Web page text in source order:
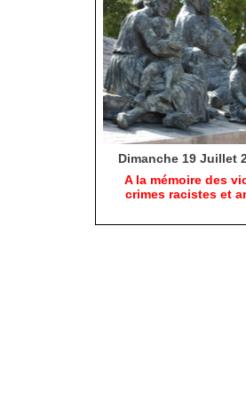
Dimanche 19 Juillet
A la mémoire des
crimes racistes et